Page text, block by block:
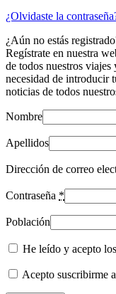
¿Olvidaste la
¿Aún no estás
Regístrate en nuestra
de todos nuestros viajes
necesidad de introducir
noticias de todos
Nombre
Apellidos
Dirección de correo
Contraseña *
Población
He leído y acepto los
Acepto suscribirme